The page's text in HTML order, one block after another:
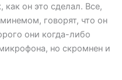
как он это сделал. Все,
говорят, что он
они когда-либо
но скромнен и